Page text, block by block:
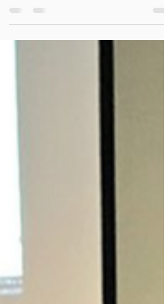
Esta serie de talleres organizados por el
Desarme (UNIDIR), el Centro de...